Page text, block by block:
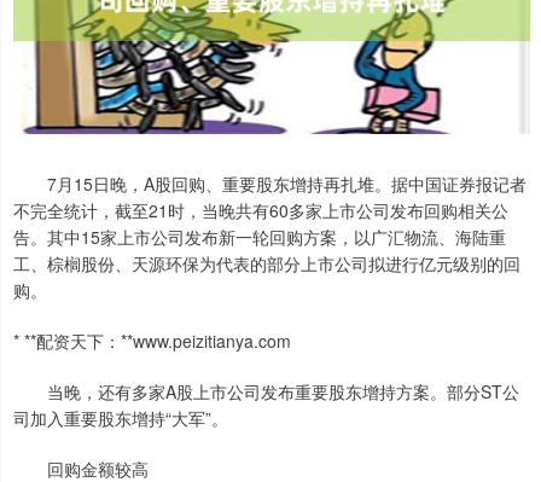
7月15日晚，A股回购、重要股东增持再扎堆。据中国证券报记者
不完全统计，截至21时，当晚共有60多家上市公司发布回购相关公
告。其中15家上市公司发布新一轮回购方案，以广汇物流、海陆重
工、棕榈股份、天源环保为代表的部分上市公司拟进行亿元级别的回
购。
* **配资天下：**www.peizitianya.com
当晚，还有多家A股上市公司发布重要股东增持方案。部分ST公
司加入重要股东增持“大军”。
回购金额较高